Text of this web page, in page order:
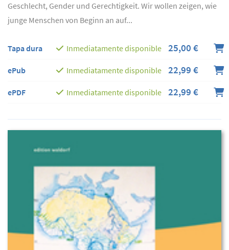
Geschlecht, Gender und Gerechtigkeit. Wir wollen zeigen, wie
junge Menschen von Beginn an auf...
Tapa dura Inmediatamente disponible 25,00 €
ePub Inmediatamente disponible 22,99 €
ePDF Inmediatamente disponible 22,99 €